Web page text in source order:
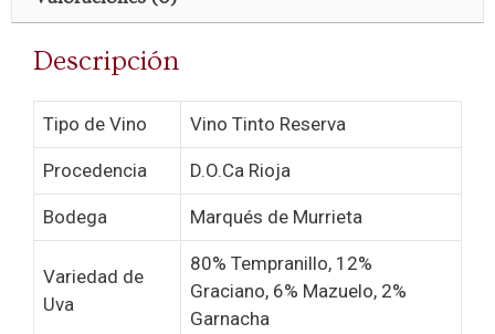
Descripción
Tipo de Vino Vino Tinto Reserva
Procedencia D.O.Ca Rioja
Bodega Marqués de Murrieta
Variedad de
Uva
80% Tempranillo, 12%
Graciano, 6% Mazuelo, 2%
Garnacha